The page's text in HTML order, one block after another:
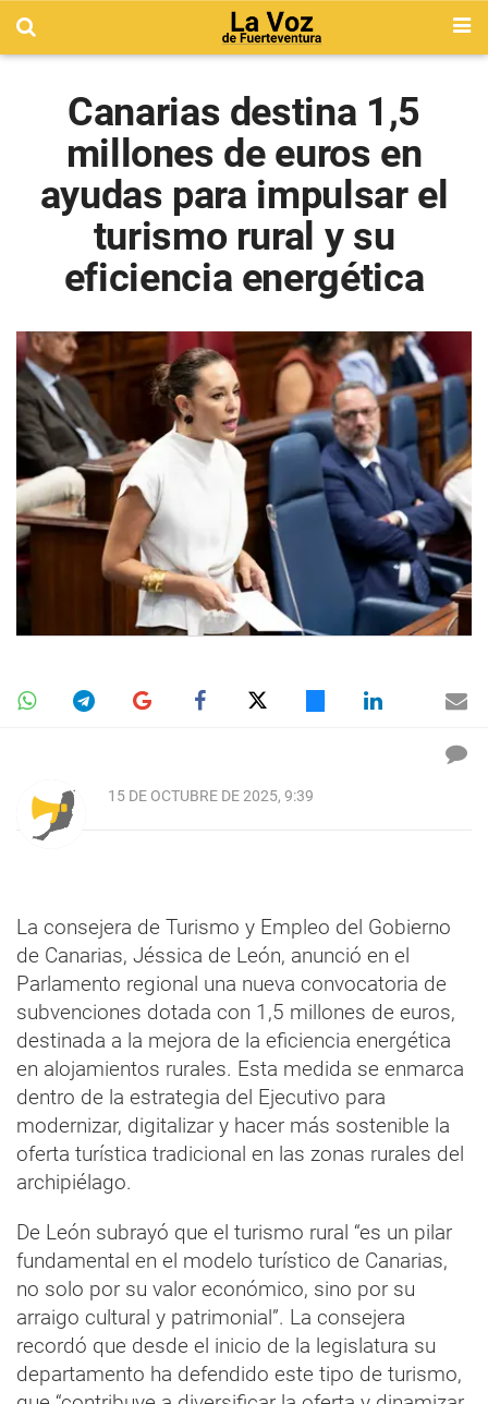
Canarias destina 1,5
millones de euros en
ayudas para impulsar el
turismo rural y su
eficiencia energética
15 DE OCTUBRE DE 2025, 9:39
La consejera de Turismo y Empleo del Gobierno
de Canarias, Jéssica de León, anunció en el
Parlamento regional una nueva convocatoria de
subvenciones dotada con 1,5 millones de euros,
destinada a la mejora de la eficiencia energética
en alojamientos rurales. Esta medida se enmarca
dentro de la estrategia del Ejecutivo para
modernizar, digitalizar y hacer más sostenible la
oferta turística tradicional en las zonas rurales del
archipiélago.
De León subrayó que el turismo rural “es un pilar
fundamental en el modelo turístico de Canarias,
no solo por su valor económico, sino por su
arraigo cultural y patrimonial”. La consejera
recordó que desde el inicio de la legislatura su
departamento ha defendido este tipo de turismo,